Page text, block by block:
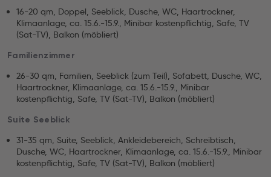
16-20 qm, Doppel, Seeblick, Dusche, WC, Haartrockner,
Klimaanlage, ca. 15.6.-15.9., Minibar kostenpflichtig, Safe, TV
(Sat-TV), Balkon (möbliert)
Familienzimmer
26-30 qm, Familien, Seeblick (zum Teil), Sofabett, Dusche, WC,
Haartrockner, Klimaanlage, ca. 15.6.-15.9., Minibar
kostenpflichtig, Safe, TV (Sat-TV), Balkon (möbliert)
Suite Seeblick
31-35 qm, Suite, Seeblick, Ankleidebereich, Schreibtisch,
Dusche, WC, Haartrockner, Klimaanlage, ca. 15.6.-15.9., Minibar
kostenpflichtig, Safe, TV (Sat-TV), Balkon (möbliert)